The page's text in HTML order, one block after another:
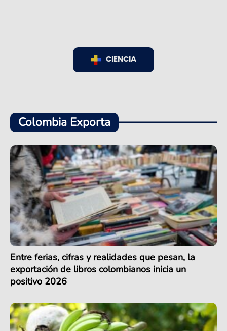
CIENCIA
Colombia Exporta
Entre ferias, cifras y realidades que pesan, la
exportación de libros colombianos inicia un
positivo 2026